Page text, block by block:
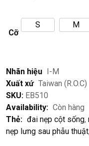
Cỡ
S M
Nhãn hiệu
I-M
Xuất xứ Taiwan (R.O.C)
SKU: EB510
Availability: Còn hàng
Thẻ: đai nẹp cột sống,
nẹp lưng sau phẫu thuật,